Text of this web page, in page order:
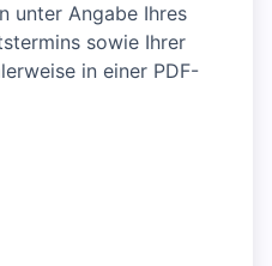
unter Angabe Ihres
sowie Ihrer
in einer PDF-